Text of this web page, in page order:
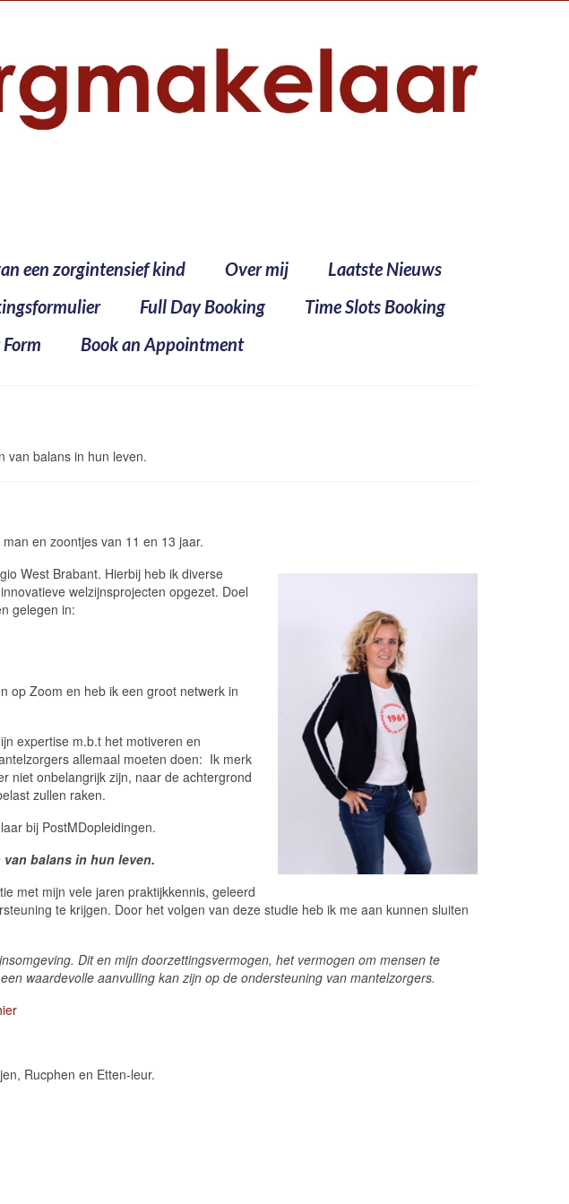
een zorgintensief kind Over mij
Laatste Nieuws
Full Day Booking
Time Slots Booking
Book an Appointment
van balans in hun leven.
en zoontjes van 11 en 13 jaar.
West Brabant. Hierbij heb ik diverse
welzijnsprojecten opgezet. Doel
gelegen in:
op Zoom en heb ik een groot netwerk in
expertise m.b.t het motiveren en
allemaal moeten doen: Ik merk
niet onbelangrijk zijn, naar de achtergrond
zullen raken.
bij PostMDopleidingen.
balans in hun leven.
met mijn vele jaren praktijkkennis, geleerd
te krijgen. Door het volgen van deze studie heb ik me aan kunnen sluiten
Dit en mijn doorzettingsvermogen, het vermogen om mensen te
waardevolle aanvulling kan zijn op de ondersteuning van mantelzorgers.
Rucphen en Etten-leur.